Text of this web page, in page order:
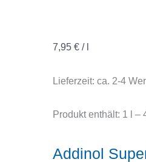
7,95 €/
Lieferzeit: ca. 2-4
Produkt enthält: 1 –
Addinol